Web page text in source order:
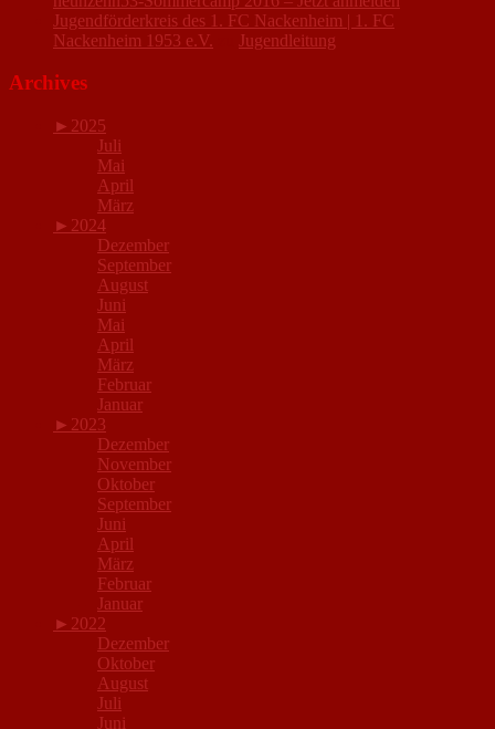
Jugendförderkreis des 1. FC Nackenheim | 1. FC
Nackenheim 1953 e.V.
Jugendleitung
Archives
► 2025
Juli
Mai
April
März
► 2024
Dezember
September
August
Juni
Mai
April
März
Februar
Januar
► 2023
Dezember
November
Oktober
September
Juni
April
März
Februar
Januar
► 2022
Dezember
Oktober
August
Juli
Juni